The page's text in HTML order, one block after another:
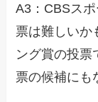
A3：CBSス
票は難しいか
ング賞の投票
票の候補にも